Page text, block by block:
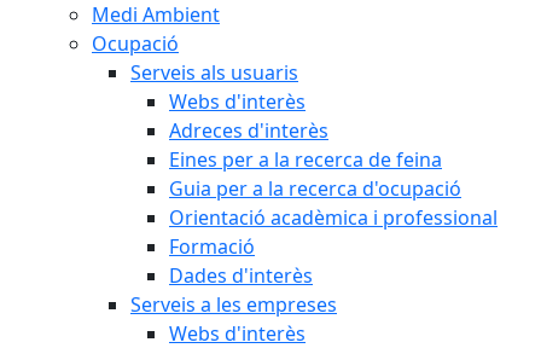
Medi Ambient
Ocupació
Serveis als usuaris
Webs d'interès
Adreces d'interès
Eines per a la recerca de feina
Guia per a la recerca d'ocupació
Orientació acadèmica i professional
Formació
Dades d'interès
Serveis a les empreses
Webs d'interès